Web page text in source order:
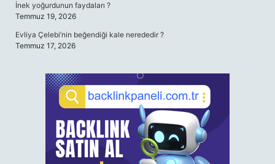
İnek yoğurdunun faydaları ?
Temmuz 19, 2026
Evliya Çelebi’nin beğendiği kale nerededir ?
Temmuz 17, 2026